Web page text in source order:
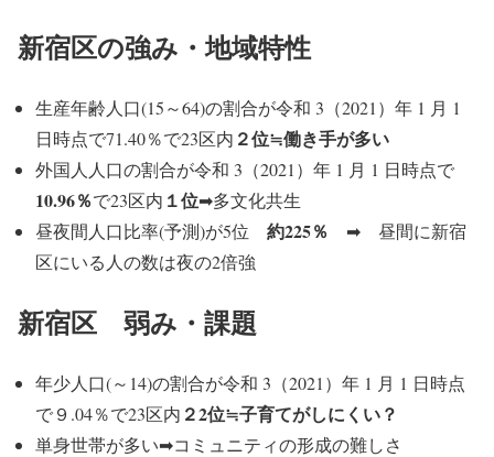
新宿区の強み・地域特性
生産年齢人口(15～64)の割合が令和 3（2021）年 1 月 1
日時点で71.40％で23区内 ２位≒働き手が多い
外国人人口の割合が令和 3（2021）年 1 月 1 日時点で
10.96％で23区内 １位➡多文化共生
昼夜間人口比率(予測)が5位 約225％ ➡ 昼間に新宿
区にいる人の数は夜の2倍強
新宿区 弱み・課題
年少人口(～14)の割合が令和 3（2021）年 1 月 1 日時点
で９.04％で23区内 ２2位≒子育てがしにくい？
単身世帯が多い➡コミュニティの形成の難しさ